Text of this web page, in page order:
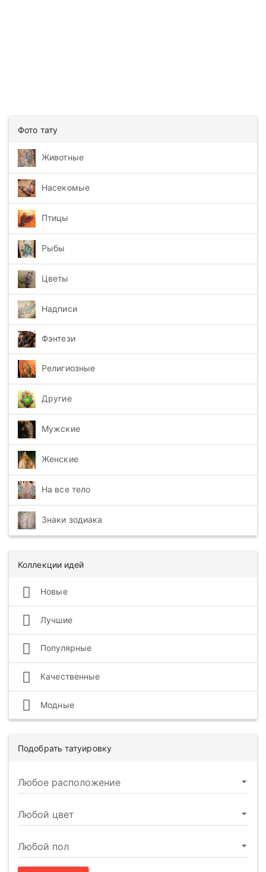
Фото тату
Животные
Насекомые
Птицы
Рыбы
Цветы
Надписи
Фэнтези
Религиозные
Другие
Мужские
Женские
На все тело
Знаки зодиака
Коллекции идей
Новые
Лучшие
Популярные
Качественные
Модные
Подобрать татуировку